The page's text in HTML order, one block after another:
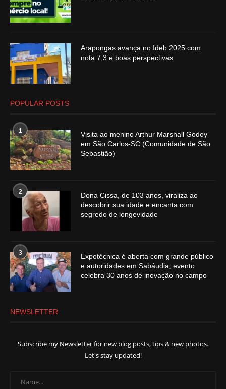
Arapongas avança no Ideb 2025 com
nota 7,3 e boas perspectivas
POPULAR POSTS
1
Visita ao menino Arthur Marshall Godoy
em São Carlos-SC (Comunidade de São
Sebastião)
2
Dona Cissa, de 103 anos, viraliza ao
descobrir sua idade e encanta com
segredo de longevidade
3
Expotécnica é aberta com grande público
e autoridades em Sabáudia; evento
celebra 30 anos de inovação no campo
NEWSLETTER
Subscribe my Newsletter for new blog posts, tips & new photos.
Let's stay updated!